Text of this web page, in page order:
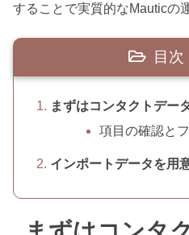
することで実質的なMauticの
目次
まずはコンタクトデー
項目の確認と
インポートデータを用